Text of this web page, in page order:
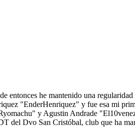
he mantenido una regularidad
"EnderHenriquez" y fue esa mi
y Agustin Andrade
del Dvo San Cristóbal, club que ha